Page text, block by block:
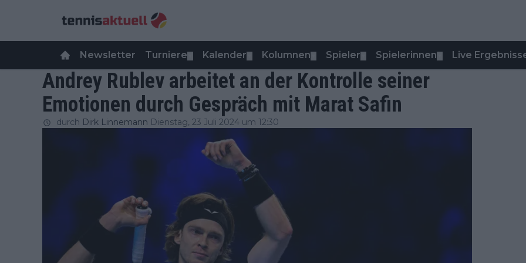
Newsletter Turniere Kalender Kolumnen Spieler Spielerinnen Live
Andrey Rublev arbeitet an der Kontrolle seiner
Emotionen durch Gespräch mit Marat Safin
durch Dirk Linnemann Dienstag, 23 Juli 2024 um 12:30